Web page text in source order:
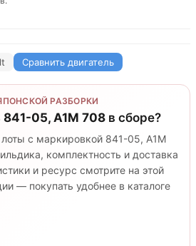
Сравнить двигатель
РАЗБОРКИ
841-05, A1M 708 в сборе?
с маркировкой 841-05, A1M
комплектность и доставка
и ресурс смотрите на этой
— покупать удобнее в каталоге